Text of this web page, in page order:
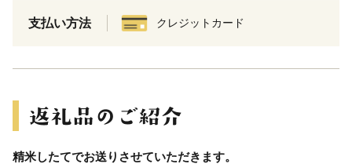
支払い方法 クレジットカード
精米したてでお送りさせていただきます。